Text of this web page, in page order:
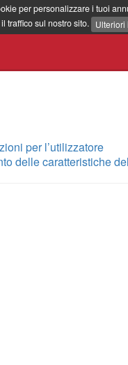
per personalizzare i tuoi
traffico sul nostro sito. Ulteriori
per l’utilizzatore
delle caratteristiche